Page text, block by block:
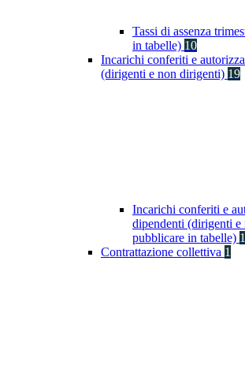
Tassi di assenza
in tabelle) 10
Incarichi conferiti e
(dirigenti e non dirigenti) 19
Incarichi conferiti e
dipendenti (dirigenti
pubblicare in tabelle)
Contrattazione collettiva 1